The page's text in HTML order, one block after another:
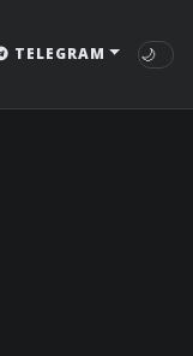
TELEGRAM 🌙